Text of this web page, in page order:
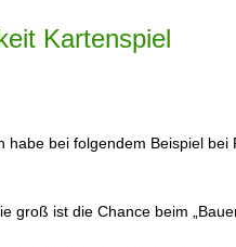
Kartenspiel
habe bei folgendem Beispiel
groß ist die Chance beim